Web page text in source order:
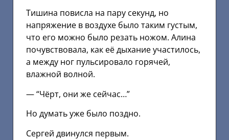
Тишина повисла на пару секунд, но
напряжение в воздухе было таким густым,
что его можно было резать ножом. Алина
почувствовала, как её дыхание участилось,
а между ног пульсировало горячей,
влажной волной.
— “Чёрт, они же сейчас…”
Но думать уже было поздно.
Сергей двинулся первым.